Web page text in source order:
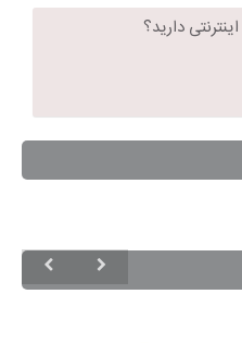
دارید؟